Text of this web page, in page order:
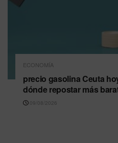
ECONOMÍA
precio gasolina Ceuta
dónde repostar más
09/08/2026